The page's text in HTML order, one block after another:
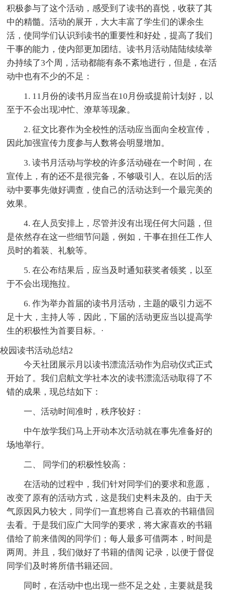
积极参与了这个活动，感受到了读书的喜悦，收获了其
中的精髓。活动的展开，大大丰富了学生们的课余生
活，使同学们认识到读书的重要性和好处，提高了我们
干事的能力，使内部更加团结。读书月活动陆陆续续举
办持续了3个周，活动都能有条不紊地进行，但是，在活
动中也有不少的不足：
1. 11月份的读书月应当在10月份或提前计划好，以
至于不会出现冲忙、潦草等现象。
2. 征文比赛作为全校性的活动应当面向全校宣传，
因此加强宣传力度参与人数将会明显增加。
3. 读书月活动与学校的许多活动碰在一个时间，在
宣传上，有的还不是很完备，不够吸引人。在以后的活
动中要事先做好调查，使自己的活动达到一个最完美的
效果。
4. 在人员安排上，尽管并没有出现任何大问题，但
是依然存在这一些细节问题，例如，干事在担任工作人
员时的着装、礼貌等。
5. 在公布结果后，应当及时通知获奖者领奖，以至
于不会出现拖拉。
6. 作为举办首届的读书月活动，主题的吸引力远不
足十大，主持人等，因此，下届的活动更应当以提高学
生的积极性为首要目标。·
校园读书活动总结2
今天社团展示月以读书漂流活动作为启动仪式正式
开始了。我们启航文学社本次的读书漂流活动取得了不
错的成果，现总结如下：
一、活动时间准时，秩序较好：
中午放学我们马上开动本次活动就在事先准备好的
场地举行。
二、 同学们的积极性较高：
在活动的过程中，我们针对同学们的要求和意愿，
改变了原有的活动方式，这是我们史料未及的。由于天
气原因风力较大，同学们一直想将自 己喜欢的书籍借回
去看。于是我们应广大同学的要求，将大家喜欢的书籍
借给了前来借阅的同学们；每人最多可借两本，时间是
两周。并且，我们做好了书籍的借阅 记录，以便于督促
同学们及时将所借书籍还回。
同时，在活动中也出现一些不足之处，主要就是我